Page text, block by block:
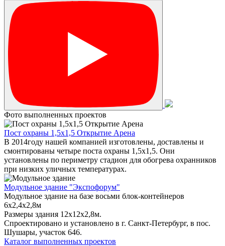
Фото выполненных проектов
Пост охраны 1,5х1,5 Открытие Арена
В 2014году нашей компанией изготовлены, доставлены и
смонтированы четыре поста охраны 1,5х1,5. Они
установлены по периметру стадион для обогрева охранников
при низких уличных температурах.
Модульное здание "Экспофорум"
Модульное здание на базе восьми блок-контейнеров
6x2,4x2,8м
Размеры здания 12х12х2,8м.
Спроектировано и установлено в г. Санкт-Петербург, в пос.
Шушары, участок 646.
Каталог выполненных проектов